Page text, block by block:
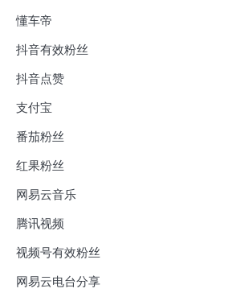
懂车帝
抖音有效粉丝
抖音点赞
支付宝
番茄粉丝
红果粉丝
网易云音乐
腾讯视频
视频号有效粉丝
网易云电台分享